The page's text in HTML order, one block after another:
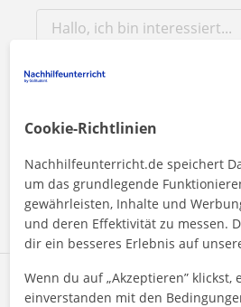
Profil teilen
Durch Klicken auf eine der beiden
unseremImpressumund unserer
Nachricht
Cookie-Richtlinien
Nachhilfeunterricht.de speichert
um das grundlegende
gewährleisten, Inhalte und
und deren Effektivität zu messen.
dir ein besseres Erlebnis auf
Wenn du auf „Akzeptieren” klickst,
einverstanden mit den